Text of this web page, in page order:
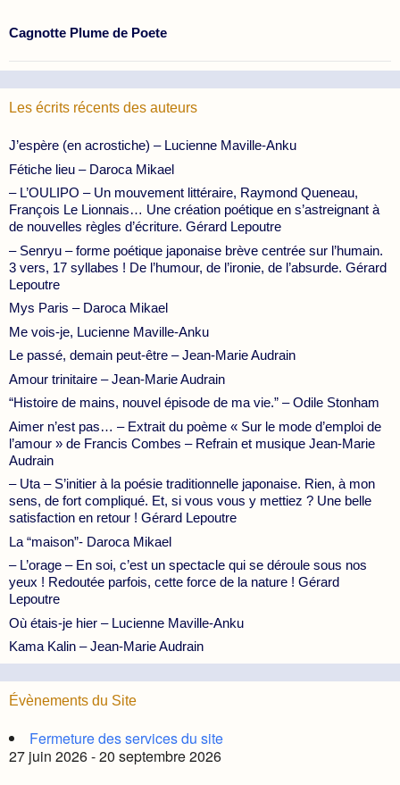
Cagnotte Plume de Poete
Les écrits récents des auteurs
J’espère (en acrostiche) – Lucienne Maville-Anku
Fétiche lieu – Daroca Mikael
– L’OULIPO – Un mouvement littéraire, Raymond Queneau,
François Le Lionnais… Une création poétique en s’astreignant à
de nouvelles règles d’écriture. Gérard Lepoutre
– Senryu – forme poétique japonaise brève centrée sur l’humain.
3 vers, 17 syllabes ! De l’humour, de l’ironie, de l’absurde. Gérard
Lepoutre
Mys Paris – Daroca Mikael
Me vois-je, Lucienne Maville-Anku
Le passé, demain peut-être – Jean-Marie Audrain
Amour trinitaire – Jean-Marie Audrain
“Histoire de mains, nouvel épisode de ma vie.” – Odile Stonham
Aimer n’est pas… – Extrait du poème « Sur le mode d’emploi de
l’amour » de Francis Combes – Refrain et musique Jean-Marie
Audrain
– Uta – S’initier à la poésie traditionnelle japonaise. Rien, à mon
sens, de fort compliqué. Et, si vous vous y mettiez ? Une belle
satisfaction en retour ! Gérard Lepoutre
La “maison”- Daroca Mikael
– L’orage – En soi, c’est un spectacle qui se déroule sous nos
yeux ! Redoutée parfois, cette force de la nature ! Gérard
Lepoutre
Où étais-je hier – Lucienne Maville-Anku
Kama Kalin – Jean-Marie Audrain
Évènements du Site
Fermeture des services du site
27 juin 2026 - 20 septembre 2026